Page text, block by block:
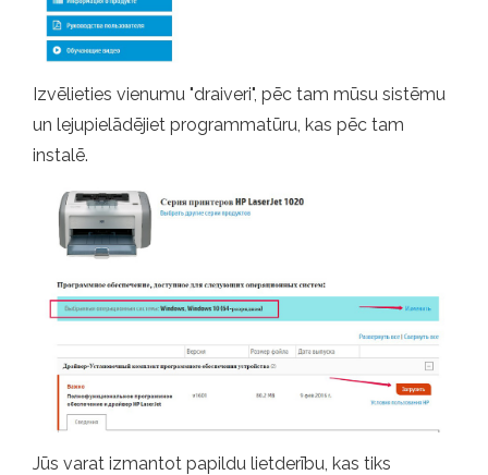
Izvēlieties vienumu "draiveri", pēc tam mūsu sistēmu
un lejupielādējiet programmatūru, kas pēc tam
instalē.
Jūs varat izmantot papildu lietderību, kas tiks